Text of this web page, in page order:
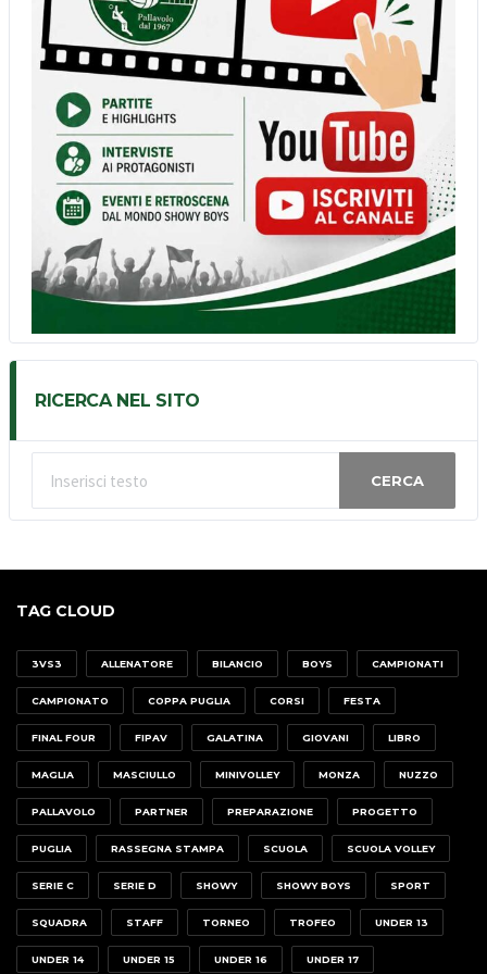
RICERCA NEL SITO
CERCA
TAG CLOUD
3VS3 ALLENATORE BILANCIO BOYS CAMPIONATI
CAMPIONATO COPPA PUGLIA CORSI FESTA
FINAL FOUR FIPAV GALATINA GIOVANI LIBRO
MAGLIA MASCIULLO MINIVOLLEY MONZA NUZZO
PALLAVOLO PARTNER PREPARAZIONE PROGETTO
PUGLIA RASSEGNA STAMPA SCUOLA SCUOLA VOLLEY
SERIE C SERIE D SHOWY SHOWY BOYS SPORT
SQUADRA STAFF TORNEO TROFEO UNDER 13
UNDER 14 UNDER 15 UNDER 16 UNDER 17